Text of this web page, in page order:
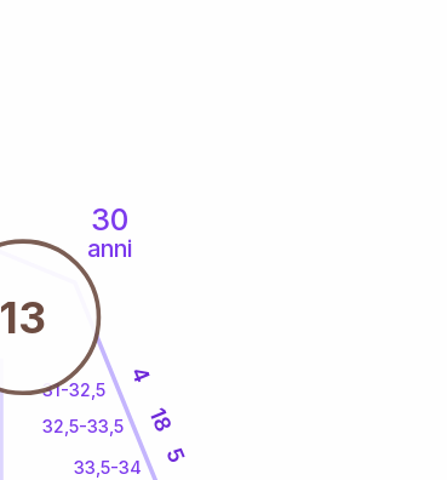
30
anni
31-32,5
32,5-33,5
33,5-34
4
18
5
13